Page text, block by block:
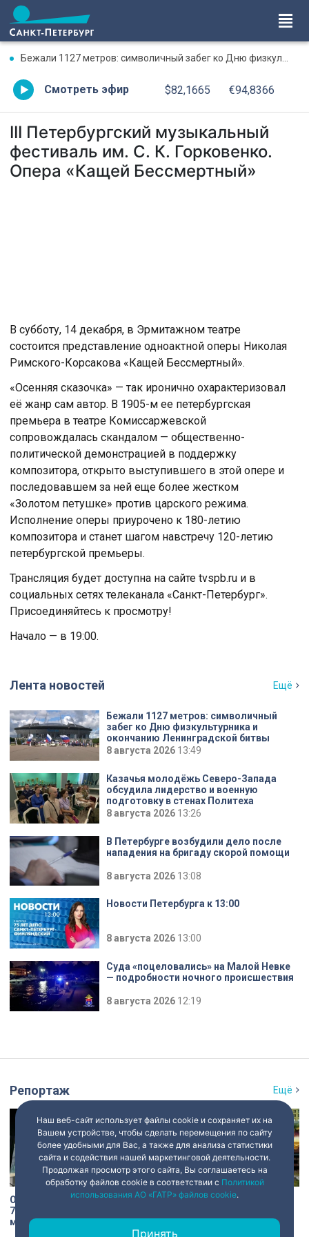
Бежали 1127 метров: символичный забег ко Дню физкультурника и окончанию Ленинградской битвы
Смотреть эфир $82,1665 €94,8366
III Петербургский музыкальный
фестиваль им. С. К. Горковенко.
Опера «Кащей Бессмертный»
В субботу, 14 декабря, в Эрмитажном театре
состоится представление одноактной оперы Николая
Римского-Корсакова «Кащей Бессмертный».
«Осенняя сказочка» — так иронично охарактеризовал
её жанр сам автор. В 1905-м ее петербургская
премьера в театре Комиссаржевской
сопровождалась скандалом — общественно-
политической демонстрацией в поддержку
композитора, открыто выступившего в этой опере и
последовавшем за ней еще более жестком
«Золотом петушке» против царского режима.
Исполнение оперы приурочено к 180-летию
композитора и станет шагом навстречу 120-летию
петербургской премьеры.
Трансляция будет доступна на сайте tvspb.ru и в
социальных сетях телеканала «Санкт-Петербург».
Присоединяйтесь к просмотру!
Начало — в 19:00.
Лента новостей Ещё
Бежали 1127 метров: символичный
забег ко Дню физкультурника и
окончанию Ленинградской битвы
8 августа 2026 13:49
Казачья молодёжь Северо-Запада
обсудила лидерство и военную
подготовку в стенах Политеха
8 августа 2026 13:26
В Петербурге возбудили дело после
нападения на бригаду скорой помощи
8 августа 2026 13:08
Новости Петербурга к 13:00
8 августа 2026 13:00
Суда «поцеловались» на Малой Невке
— подробности ночного происшествия
8 августа 2026 12:19
Репортаж Ещё
От паровозов до «Скворца»:
75 лет исполняется
моторвагонному депо
От «Троецарствия» до Жар-
расписали действующий
состав метро Петербурга
Наш веб-сайт использует файлы cookie и сохраняет их на
Вашем устройстве, чтобы сделать перемещения по сайту
более удобными для Вас, а также для анализа статистики
сайта и содействия нашей маркетинговой деятельности.
Продолжая просмотр этого сайта, Вы соглашаетесь на
обработку файлов cookie в соответствии с Политикой
использования АО «ГАТР» файлов cookie.
Принять